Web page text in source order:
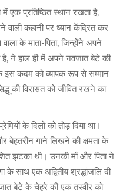
में एक प्रतिष्ठित स्थान रखता है,
कहानी पर ध्यान केंद्रित कर
के माता-पिता, जिन्होंने अपने
है, ने हाल ही में अपने नवजात बेटे की
कदम को व्यापक रूप से सम्मान
की विरासत को जीवित रखने का
के दिलों को तोड़ दिया था।
बेहतरीन गाने लिखने की क्षमता के
झटका थी। उनकी माँ और पिता ने
साथ एक अद्वितीय श्रद्धांजलि दी
बेटे के चेहरे की एक तस्वीर को